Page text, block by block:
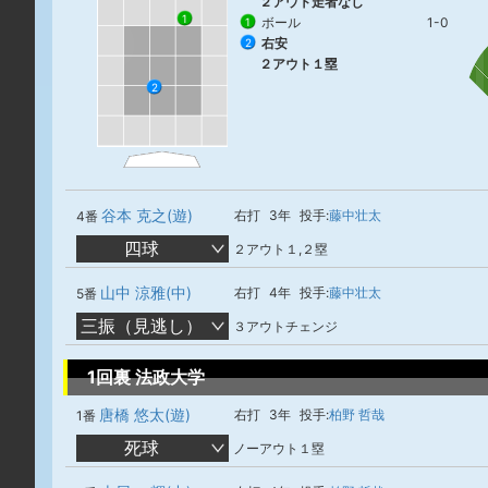
1
2
1 ボール 1-0
2
右安
２アウト１塁
4番 谷本 克之(遊) 右打 3年 投手:藤中壮太
四球 ２アウト１,２塁
5番 山中 涼雅(中) 右打 4年 投手:藤中壮太
三振（見逃し） ３アウトチェンジ
1回裏 法政大学
1番 唐橋 悠太(遊) 右打 3年 投手:柏野 哲哉
死球 ノーアウト１塁